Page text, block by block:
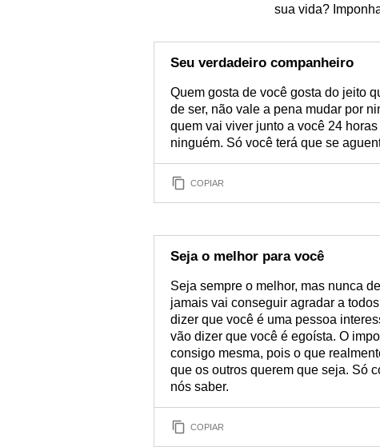
sua vida?
Seu verdadeiro companheiro
Quem gosta de você gosta do jeito
de ser, não vale a pena mudar por
quem vai viver junto a você 24
ninguém. Só você terá que se
COPIAR
Seja o melhor para você
Seja sempre o melhor, mas nunca
jamais vai conseguir agradar a
dizer que você é uma pessoa
vão dizer que você é egoísta. O
consigo mesma, pois o que
que os outros querem que seja. Só
nós saber.
COPIAR